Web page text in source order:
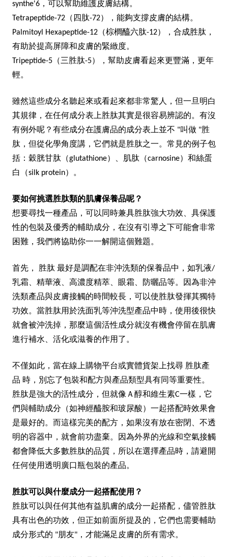
synthe'6，可以幫助維護皮膚結構。
Tetrapeptide-72 （四肽-72），能夠支撐皮膚的結構。
Palmitoyl Hexapeptide-12 （棕櫚醯六肽-12），合成胜肽，
有助於提高屏障和皮膚的緊緻度。
Tripeptide-5 （三胜肽-5），幫助皮膚看起來更豐滿，更年
輕。
雖然這些成分名聽起來或看起來都非常驚人，但一旦明白
其規律，在任何成分表上胜肽其實是很容易辨認的。有沒
有例外呢？有些成分在護膚品的成分表上並不 "叫做 "胜
肽，但從化學角度講，它們就是胜肽之一。常見的例子包
括：穀胱甘肽（glutathione）、肌肽（carnosine）和絲蛋
白（silk protein）。
要如何挑選胜肽類的肌膚保養品呢？
想要尋找一種產品，可以同時兼具胜肽強大功效、具保護
性的包裝及優秀的輔助成分，在沒有引導之下可能會非常
困難，我們將協助你一一解開這個難題。
首先， 胜肽 最好是調配在非沖洗類的保養品中，如乳液/
乳霜、精華液、高濃度精萃、眼霜、防曬品等。因為非沖
洗類產品與皮膚接觸的時間較長，可以使胜肽發揮其獨特
功效。當胜肽用於洗面乳等沖洗型產品中時，使用後很快
就會被沖洗掉，那麼這個活性成分就沒有機會停留在肌膚
進行補水、活化或滋養的作用了。
不僅如此，當在線上購物平台或實體貨架上找尋 胜肽產
品 時，別忘了包裝和配方與產品類型具有同等重要性。
胜肽是強大的活性成分，但就像Ａ醇和維生素C一樣，它
們與輔助成分（如神經醯胺和玻尿酸）一起搭配時效果會
是最好的。而這樣完美的配方，如果沒有放在密閉、不透
明的容器中，就會前功盡棄。因為外界的光線和空氣接觸
都會降低大多數胜肽的品質，所以在選擇產品時，請避開
任何使用透明廣口瓶包裝的產品。
胜肽可以與什麼成分一起搭配使用？
胜肽可以與任何其他有益肌膚的成分一起搭配，儘管胜肽
具有出色的功效，但正如前面所提及的，它們也需要輔助
成分形式的 "朋友"，才能滿足皮膚的所有需求。